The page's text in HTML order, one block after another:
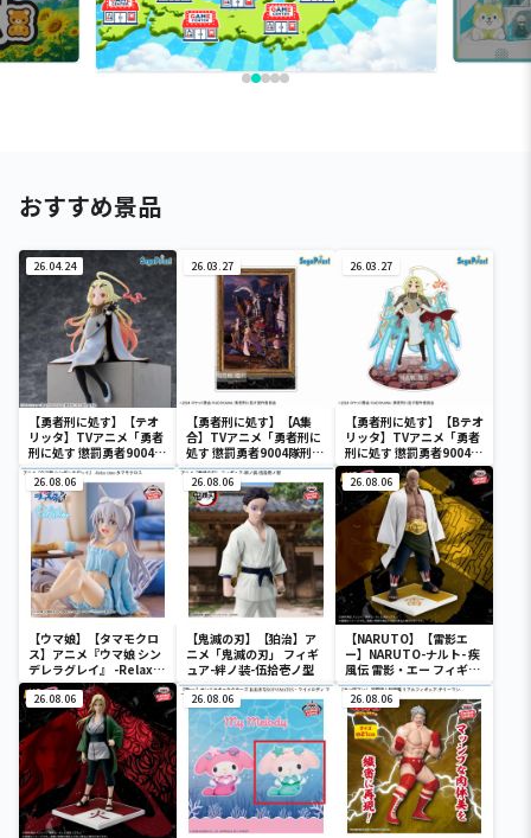
おすすめ景品
26.04.24
【勇者刑に処す】【テオ
リッタ】TVアニメ「勇者
刑に処す 懲罰勇者9004隊
刑務記録」 ちょこのせ
[PM]フィギュア“テオリ
ッタ”
26.03.27
【勇者刑に処す】【A集
合】TVアニメ「勇者刑に
処す 懲罰勇者9004隊刑務
記録」 [PtZ]アクリルジ
オラマ
26.03.27
【勇者刑に処す】【Bテオ
リッタ】TVアニメ「勇者
刑に処す 懲罰勇者9004隊
刑務記録」 [PtZ]アクリ
ルジオラマ
26.08.06
【ウマ娘】【タマモクロ
ス】アニメ『ウマ娘 シン
デレラグレイ』 -Relax
time-タマモクロス
26.08.06
【鬼滅の刃】【狛治】ア
ニメ「鬼滅の刃」 フィギ
ュア-絆ノ装-伍拾壱ノ型
26.08.06
【NARUTO】【雷影エ
ー】NARUTO-ナルト- 疾
風伝 雷影・エー フィギュ
ア～五影集結…!!～
26.08.06 26.08.06 26.08.06